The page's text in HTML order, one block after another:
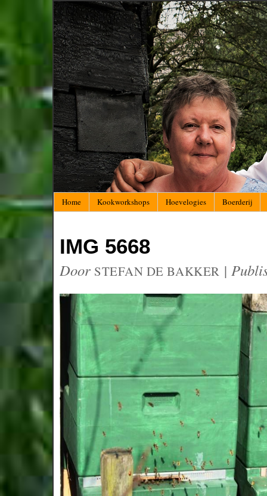
Home Kookworkshops Hoevelogies Boerderij
IMG 5668
Door STEFAN DE BAKKER |